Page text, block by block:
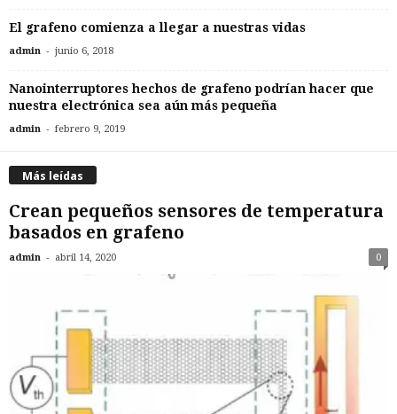
El grafeno comienza a llegar a nuestras vidas
admin - junio 6, 2018
Nanointerruptores hechos de grafeno podrían hacer que
nuestra electrónica sea aún más pequeña
admin - febrero 9, 2019
Más leídas
Crean pequeños sensores de temperatura
basados en grafeno
admin - abril 14, 2020 0